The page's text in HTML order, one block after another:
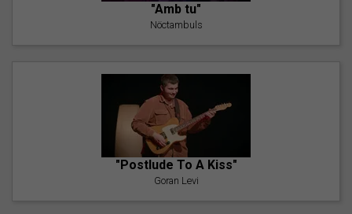
"Amb tu"
Nöctambuls
"Postlude To A Kiss"
Goran Levi